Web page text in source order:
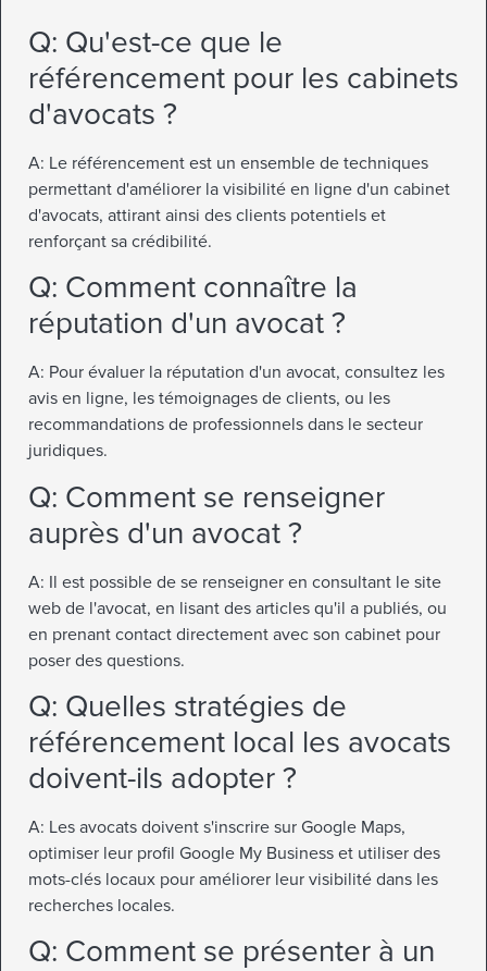
Q: Qu'est-ce que le
référencement pour les cabinets
d'avocats ?
A: Le référencement est un ensemble de techniques
permettant d'améliorer la visibilité en ligne d'un cabinet
d'avocats, attirant ainsi des clients potentiels et
renforçant sa crédibilité.
Q: Comment connaître la
réputation d'un avocat ?
A: Pour évaluer la réputation d'un avocat, consultez les
avis en ligne, les témoignages de clients, ou les
recommandations de professionnels dans le secteur
juridiques.
Q: Comment se renseigner
auprès d'un avocat ?
A: Il est possible de se renseigner en consultant le site
web de l'avocat, en lisant des articles qu'il a publiés, ou
en prenant contact directement avec son cabinet pour
poser des questions.
Q: Quelles stratégies de
référencement local les avocats
doivent-ils adopter ?
A: Les avocats doivent s'inscrire sur Google Maps,
optimiser leur profil Google My Business et utiliser des
mots-clés locaux pour améliorer leur visibilité dans les
recherches locales.
Q: Comment se présenter à un